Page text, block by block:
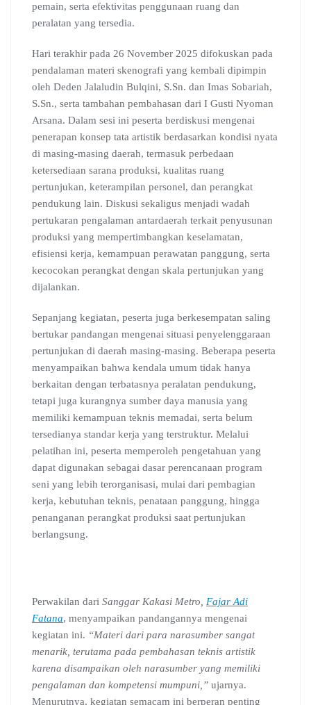
pemain, serta efektivitas penggunaan ruang dan
peralatan yang tersedia.
Hari terakhir pada 26 November 2025 difokuskan pada
pendalaman materi skenografi yang kembali dipimpin
oleh Deden Jalaludin Bulqini, S.Sn. dan Imas Sobariah,
S.Sn., serta tambahan pembahasan dari I Gusti Nyoman
Arsana. Dalam sesi ini peserta berdiskusi mengenai
penerapan konsep tata artistik berdasarkan kondisi nyata
di masing-masing daerah, termasuk perbedaan
ketersediaan sarana produksi, kualitas ruang
pertunjukan, keterampilan personel, dan perangkat
pendukung lain. Diskusi sekaligus menjadi wadah
pertukaran pengalaman antardaerah terkait penyusunan
produksi yang mempertimbangkan keselamatan,
efisiensi kerja, kemampuan perawatan panggung, serta
kecocokan perangkat dengan skala pertunjukan yang
dijalankan.
Sepanjang kegiatan, peserta juga berkesempatan saling
bertukar pandangan mengenai situasi penyelenggaraan
pertunjukan di daerah masing-masing. Beberapa peserta
menyampaikan bahwa kendala umum tidak hanya
berkaitan dengan terbatasnya peralatan pendukung,
tetapi juga kurangnya sumber daya manusia yang
memiliki kemampuan teknis memadai, serta belum
tersedianya standar kerja yang terstruktur. Melalui
pelatihan ini, peserta memperoleh pengetahuan yang
dapat digunakan sebagai dasar perencanaan program
seni yang lebih terorganisasi, mulai dari pembagian
kerja, kebutuhan teknis, penataan panggung, hingga
penanganan perangkat produksi saat pertunjukan
berlangsung.
Perwakilan dari Sanggar Kakasi Metro, Fajar Adi
Fatana, menyampaikan pandangannya mengenai
kegiatan ini. “Materi dari para narasumber sangat
menarik, terutama pada pembahasan teknis artistik
karena disampaikan oleh narasumber yang memiliki
pengalaman dan kompetensi mumpuni,” ujarnya.
Menurutnya, kegiatan semacam ini berperan penting